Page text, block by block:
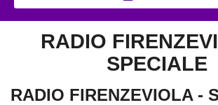
RADIO
SPECIALE
RADIO FIRENZEVIOLA -